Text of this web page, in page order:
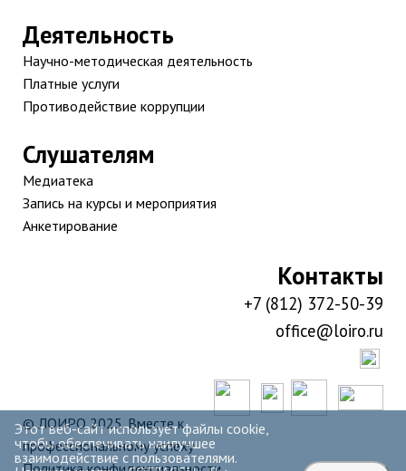
Деятельность
Научно-методическая деятельность
Платные услуги
Противодействие коррупции
Слушателям
Медиатека
Запись на курсы и мероприятия
Анкетирование
Контакты
+7 (812) 372-50-39
office@loiro.ru
© ЛОИРО 2025. Вместе к
профессиональному успеху
Этот веб-сайт использует файлы cookie,
чтобы обеспечивать наилучшее
взаимодействие с пользователями.